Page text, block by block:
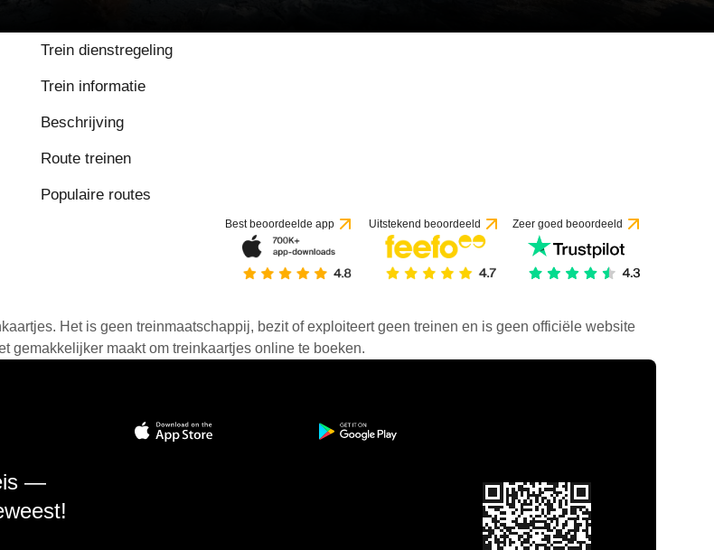
Trein dienstregeling
Trein informatie
Beschrijving
Route treinen
Populaire routes
Best beoordeelde app Uitstekend beoordeeld Zeer goed beoordeeld
Het is geen treinmaatschappij, bezit of exploiteert geen treinen en is geen officiële website
gemakkelijker maakt om treinkaartjes online te boeken.
—